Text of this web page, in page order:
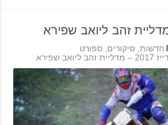
חדשות,סיקורים,ספורט
שפירא